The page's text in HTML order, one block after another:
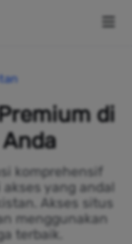
di
komprehensif
yang andal
Akses situs
menggunakan
terbaik.